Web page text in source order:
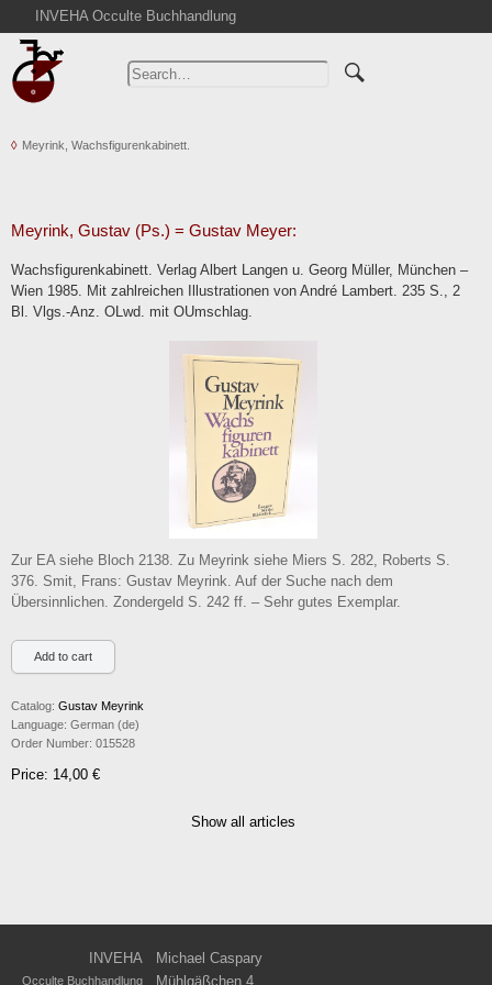
INVEHA Occulte Buchhandlung
Home
Advanced Search
Cart
Contact
Terms
Meyrink, Wachsfigurenkabinett.
Meyrink, Gustav (Ps.) = Gustav Meyer:
Wachsfigurenkabinett. Verlag Albert Langen u. Georg Müller, München –
Wien 1985. Mit zahlreichen Illustrationen von André Lambert. 235 S., 2
Bl. Vlgs.-Anz. OLwd. mit OUmschlag.
Zur EA siehe Bloch 2138. Zu Meyrink siehe Miers S. 282, Roberts S.
376. Smit, Frans: Gustav Meyrink. Auf der Suche nach dem
Übersinnlichen. Zondergeld S. 242 ff. – Sehr gutes Exemplar.
Catalog: Gustav Meyrink
Language: German (de)
Order Number: 015528
Price: 14,00 €
Show all articles
INVEHA Michael Caspary
Occulte Buchhandlung Mühlgäßchen 4